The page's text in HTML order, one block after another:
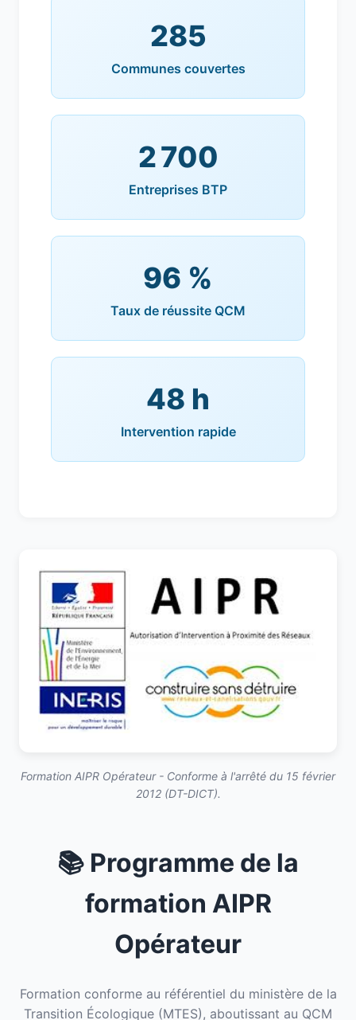
285
Communes couvertes
2 700
Entreprises BTP
96 %
Taux de réussite QCM
48 h
Intervention rapide
Formation AIPR Opérateur - Conforme à l'arrêté du 15 février
2012 (DT-DICT).
📚 Programme de la
formation AIPR
Opérateur
Formation conforme au référentiel du ministère de la
Transition Écologique (MTES), aboutissant au QCM